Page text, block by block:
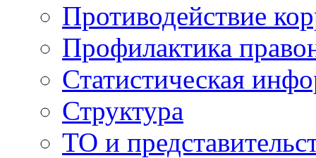
Противодействие
Профилактика
Статистическая
Структура
ТО и